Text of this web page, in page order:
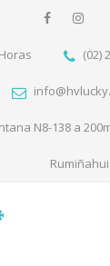
(02)
N8-138 a
Rumiñahui